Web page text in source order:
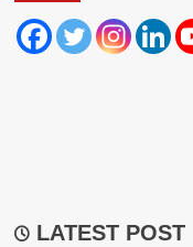
LATEST POST